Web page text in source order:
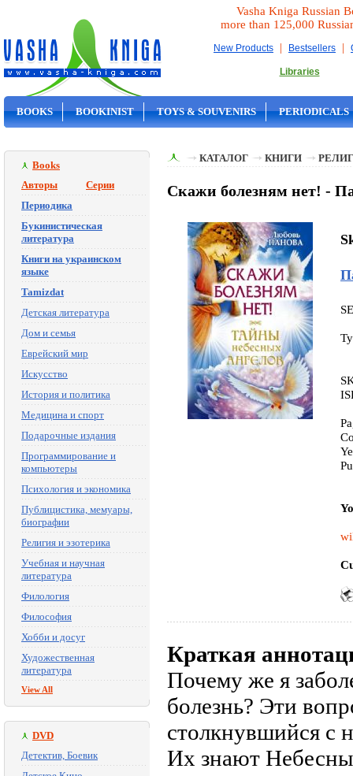
Vasha Kniga Russian
more than 125,000
New Products | Bestsellers |
Libraries
BOOKS BOOKINIST TOYS & SOUVENIRS PERIODICALS
Books
Авторы
Серии
Периодика
Букинистическая
литература
Книги на украинском
языке
Tamizdat
Детская литература
Дом и семья
Еврейский мир
Искусство
История и политика
Медицина и спорт
Подарочные издания
Программирование и
компьютеры
Психология и экономика
Публицистика, мемуары,
биографии
Религия и эзотерика
Учебная и научная
литература
Филология
Философия
Хобби и досуг
Художественная
литература
View All
DVD
Детектив, Боевик
КАТАЛОГ КНИГИ
Скажи болезням нет! -
Краткая
Почему же я
болезнь? Эти
столкнувшийся с
Их знают